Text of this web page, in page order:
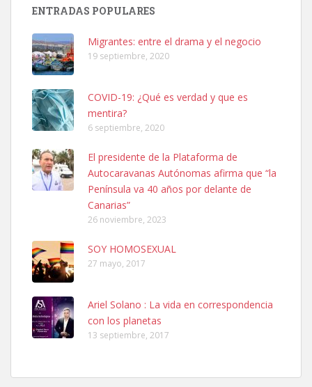
Adopción urgente
hembra, 4 años. Por motivos personales ...
Leales.org » Gran Canaria | 6.7.2025
SHIBA PERDIDO AVDA JOSE MESA Y LOPEZ
PERRO MACHO RAZA SHIBA CON MICROCHIP PERDIDO HOY
06/07/2025 ZONA MESA Y LOPEZ. ES MUY ASUSTADIZO
Leales.org » Gran Canaria | 6.7.2025
Ninfa perdida
Leales.org » Gran Canaria | 6.7.2025
ENTRADAS POPULARES
Migrantes: entre el drama y el negocio
19 septiembre, 2020
COVID-19: ¿Qué es verdad y que es
mentira?
6 septiembre, 2020
El presidente de la Plataforma de
Autocaravanas Autónomas afirma que “la
Península va 40 años por delante de
Canarias”
26 noviembre, 2023
SOY HOMOSEXUAL
27 mayo, 2017
Ariel Solano : La vida en correspondencia
con los planetas
13 septiembre, 2017